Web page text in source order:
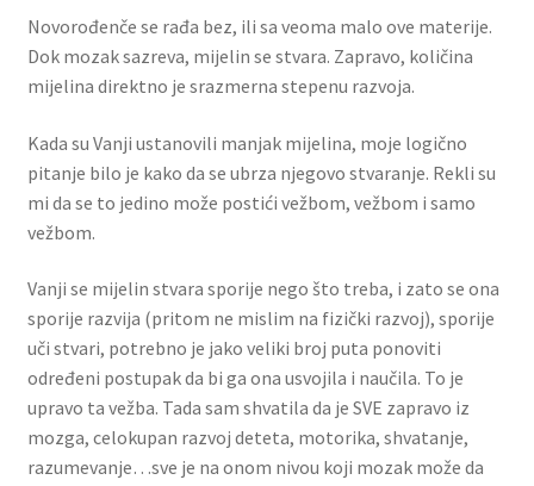
Novorođenče se rađa bez, ili sa veoma malo ove materije.
Dok mozak sazreva, mijelin se stvara. Zapravo, količina
mijelina direktno je srazmerna stepenu razvoja.
Kada su Vanji ustanovili manjak mijelina, moje logično
pitanje bilo je kako da se ubrza njegovo stvaranje. Rekli su
mi da se to jedino može postići vežbom, vežbom i samo
vežbom.
Vanji se mijelin stvara sporije nego što treba, i zato se ona
sporije razvija (pritom ne mislim na fizički razvoj), sporije
uči stvari, potrebno je jako veliki broj puta ponoviti
određeni postupak da bi ga ona usvojila i naučila. To je
upravo ta vežba. Tada sam shvatila da je SVE zapravo iz
mozga, celokupan razvoj deteta, motorika, shvatanje,
razumevanje…sve je na onom nivou koji mozak može da